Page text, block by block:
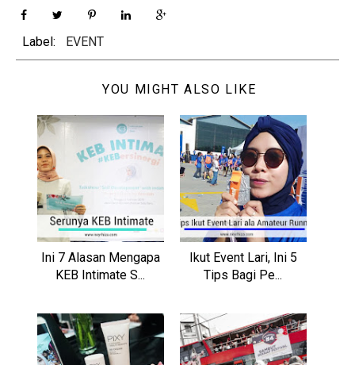
Label: EVENT
YOU MIGHT ALSO LIKE
Ini 7 Alasan Mengapa
KEB Intimate S...
Ikut Event Lari, Ini 5
Tips Bagi Pe...